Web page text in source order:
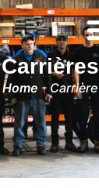
Carrières
Home - Carrière